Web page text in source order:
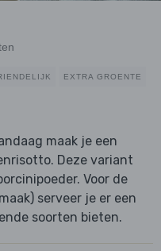
EXTRA GROENTE
maak je een
Deze variant
Voor de
serveer je er een
soorten bieten.